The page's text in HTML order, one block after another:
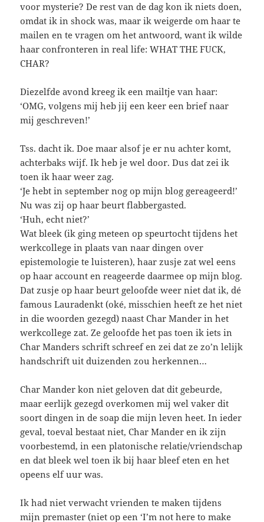
voor mysterie? De rest van de dag kon ik niets doen,
omdat ik in shock was, maar ik weigerde om haar te
mailen en te vragen om het antwoord, want ik wilde
haar confronteren in real life: WHAT THE FUCK,
CHAR?
Diezelfde avond kreeg ik een mailtje van haar:
‘OMG, volgens mij heb jij een keer een brief naar
mij geschreven!’
Tss. dacht ik. Doe maar alsof je er nu achter komt,
achterbaks wijf. Ik heb je wel door. Dus dat zei ik
toen ik haar weer zag.
‘Je hebt in september nog op mijn blog gereageerd!’
Nu was zij op haar beurt flabbergasted.
‘Huh, echt niet?’
Wat bleek (ik ging meteen op speurtocht tijdens het
werkcollege in plaats van naar dingen over
epistemologie te luisteren), haar zusje zat wel eens
op haar account en reageerde daarmee op mijn blog.
Dat zusje op haar beurt geloofde weer niet dat ik, dé
famous Lauradenkt (oké, misschien heeft ze het niet
in die woorden gezegd) naast Char Mander in het
werkcollege zat. Ze geloofde het pas toen ik iets in
Char Manders schrift schreef en zei dat ze zo’n lelijk
handschrift uit duizenden zou herkennen…
Char Mander kon niet geloven dat dit gebeurde,
maar eerlijk gezegd overkomen mij wel vaker dit
soort dingen in de soap die mijn leven heet. In ieder
geval, toeval bestaat niet, Char Mander en ik zijn
voorbestemd, in een platonische relatie/vriendschap
en dat bleek wel toen ik bij haar bleef eten en het
opeens elf uur was.
Ik had niet verwacht vrienden te maken tijdens
mijn premaster (niet op een ‘I’m not here to make